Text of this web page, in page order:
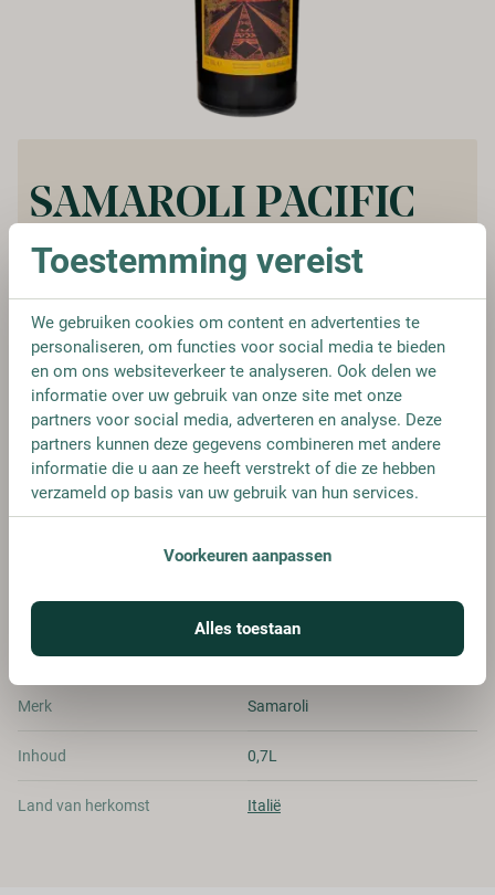
SPECIFICATIES
Alcohol 45.00%
Merk Samaroli
Inhoud 0,7L
Land van herkomst Italië
SAMAROLI PACIFIC
OBLIVION
Vanaf:
€ 89,95
FLES
€ 89,95
Toestemming vereist
We gebruiken cookies om content en advertenties te
personaliseren, om functies voor social media te bieden
en om ons websiteverkeer te analyseren. Ook delen we
informatie over uw gebruik van onze site met onze
partners voor social media, adverteren en analyse. Deze
partners kunnen deze gegevens combineren met andere
informatie die u aan ze heeft verstrekt of die ze hebben
verzameld op basis van uw gebruik van hun services.
Voorkeuren aanpassen
Alles toestaan